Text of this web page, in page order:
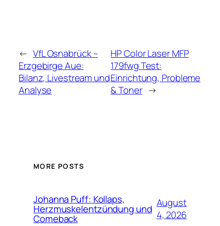
← VfL Osnabrück –
Erzgebirge Aue:
Bilanz, Livestream und
Analyse
HP Color Laser MFP
179fwg Test:
Einrichtung, Probleme
& Toner →
MORE POSTS
Johanna Puff: Kollaps,
Herzmuskelentzündung und
Comeback
August
4, 2026